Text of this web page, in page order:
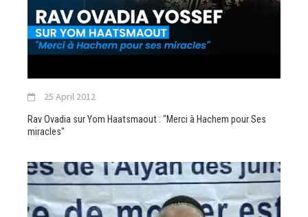
25 April 2012
Rav Ovadia sur Yom Haatsmaout : "Merci à Hachem pour Ses
miracles"